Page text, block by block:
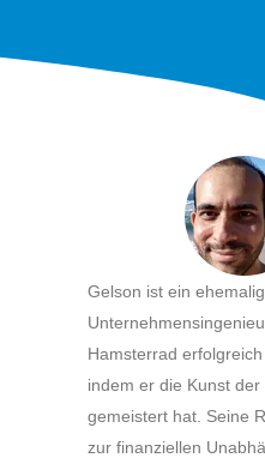
Gelson ist ein
Hamsterrad
indem er die Kunst
gemeistert hat. Seine
zur finanziellen